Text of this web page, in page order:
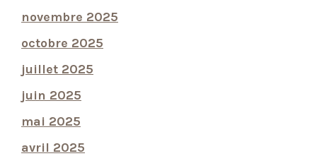
novembre 2025
octobre 2025
juillet 2025
juin 2025
mai 2025
avril 2025